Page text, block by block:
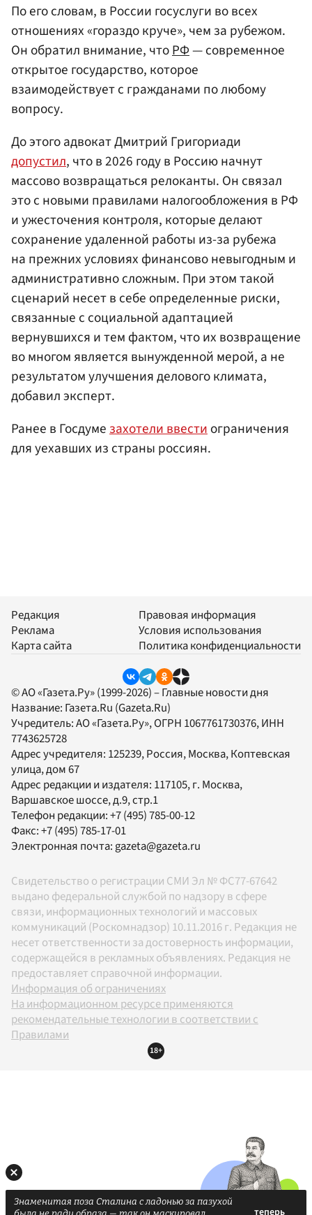
По его словам, в России госуслуги во всех
отношениях «гораздо круче», чем за рубежом.
Он обратил внимание, чтоРФ— современное
открытое государство, которое
взаимодействует с гражданами по любому
вопросу.
До этого адвокат Дмитрий Григориади
допустил, что в 2026 году в Россию начнут
массово возвращаться релоканты. Он связал
это с новыми правилами налогообложения в РФ
и ужесточения контроля, которые делают
сохранение удаленной работы из-за рубежа
на прежних условиях финансово невыгодным и
административно сложным. При этом такой
сценарий несет в себе определенные риски,
связанные с социальной адаптацией
вернувшихся и тем фактом, что их возвращение
во многом является вынужденной мерой, а не
результатом улучшения делового климата,
добавил эксперт.
Ранее в Госдумезахотели ввестиограничения
для уехавших из страны россиян.
Редакция
Реклама
Карта сайта
Правовая информация
Условия использования
Политика конфиденциальности
© АО «Газета.Ру» (1999-2026) – Главные новости дня
Название: Газета.Ru (Gazeta.Ru)
Учредитель:АО «Газета.Ру», ОГРН 1067761730376, ИНН
7743625728
Адрес учредителя: 125239, Россия, Москва, Коптевская
улица, дом 67
Адрес редакции и издателя: 117105, г. Москва,
Варшавское шоссе, д.9, стр.1
Телефон редакции:+7 (495) 785-00-12
Факс:+7 (495) 785-17-01
Электронная почта: gazeta@gazeta.ru
Свидетельство о регистрации СМИ Эл № ФС77-67642
выдано федеральной службой по надзору в сфере
связи, информационных технологий и массовых
коммуникаций (Роскомнадзор) 10.11.2016 г. Редакция не
несет ответственности за достоверность информации,
содержащейся в рекламных объявлениях. Редакция не
предоставляет справочной информации.
Информация об ограничениях
На информационном ресурсе применяются
рекомендательные технологии в соответствии с
Правилами
18+
Знаменитая поза Сталина с ладонью за пазухой